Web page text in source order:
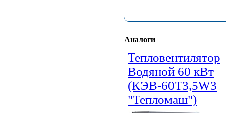
Аналоги
Тепловентилятор
Водяной 60 кВт
(КЭВ-60Т3,5W3
"Тепломаш")